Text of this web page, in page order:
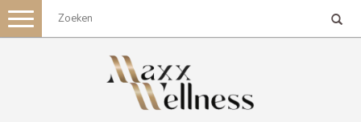
Toggle
navigation